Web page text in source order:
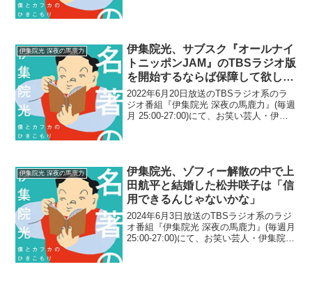
伊集院光 深夜の馬鹿力
伊集院光、サブスク『オールナイ
トニッポンJAM』のTBSラジオ版
を開始するならば保障して欲しい
ことが一つあると提言
2022年6月20日放送のTBSラジオ系のラ
ジオ番組『伊集院光 深夜の馬鹿力』(毎週
月 25:00-27:00)にて、お笑い芸人・伊集
伊集院光 深夜の馬鹿力
伊集院光、ゾフィー解散の中で上
田航平と結婚した松井咲子は「信
用できるんじゃないかな」
2024年6月3日放送のTBSラジオ系のラジ
オ番組『伊集院光 深夜の馬鹿力』(毎週月
25:00-27:00)にて、お笑い芸人・伊集院光